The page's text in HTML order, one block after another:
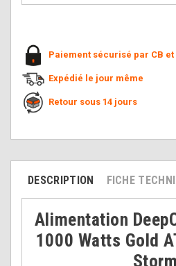
Paiement sécurisé par CB
Expédié le jour même
Retour sous 14 jours
DESCRIPTION FICHE
Alimentation
1000 Watts Gold
Storm